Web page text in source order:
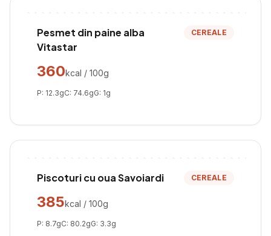
Pesmet din paine alba
Vitastar
CEREALE
360kcal / 100g
P: 12.3gC: 74.6gG: 1g
Piscoturi cu oua Savoiardi CEREALE
385kcal / 100g
P: 8.7gC: 80.2gG: 3.3g